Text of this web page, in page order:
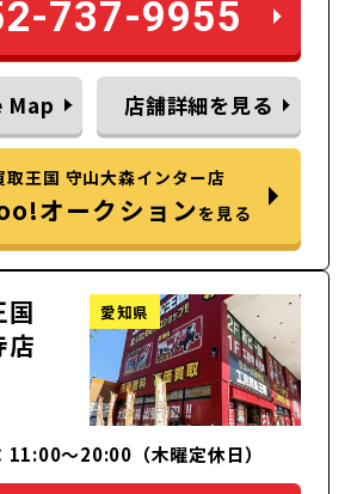
737-9955
Map 店舗詳細を見る
取王国 守山大森インター店
オークションを見る
国
店
愛知県
11:00～20:00（木曜定休日）